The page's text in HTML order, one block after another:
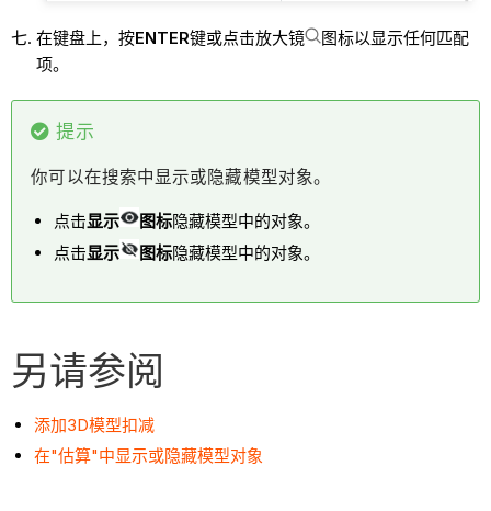
在键盘上，按ENTER键或点击放大镜
图标以显示任何匹配
项。
提示
你可以在搜索中显示或隐藏模型对象。
点击显示 图标隐藏模型中的对象。
点击显示 图标隐藏模型中的对象。
另请参阅
添加3D模型扣减
在"估算"中显示或隐藏模型对象